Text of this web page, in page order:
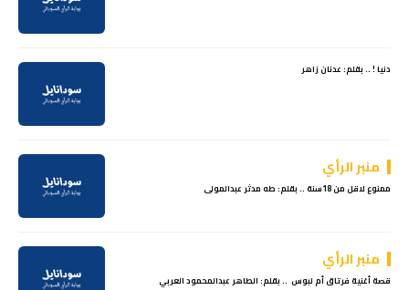
دنيا ! .. بقلم: عدنان زاهر
منبر الرأي
ممنوع لاقل من 18سنة .. بقلم: طه مدثر عبدالمولى
منبر الرأي
قصة أغنية فرتاق أم لبوس .. بقلم: الطاهر عبدالمحمود العربي